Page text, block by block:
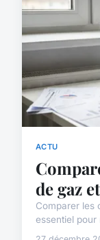
ACTU
de gaz
Comparer les
essentiel